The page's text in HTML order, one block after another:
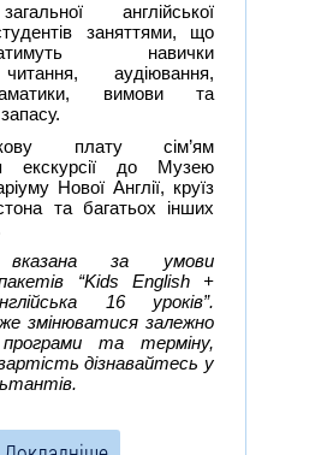
англійської
заняттями, що
навички
аудіювання,
вимови та
плату сім’ям
екскурсії до Музею
Нової Англії, круїз
та багатьох інших
вказана за умови
“Kids English +
16 уроків”.
змінюватися залежно
програми та терміну,
дізнавайтесь у